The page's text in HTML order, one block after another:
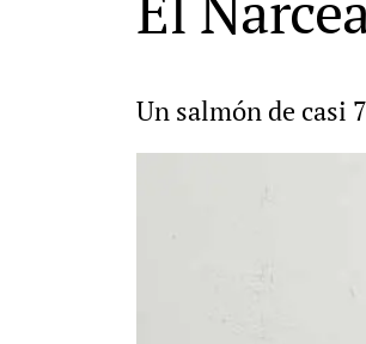
Un salmón de casi